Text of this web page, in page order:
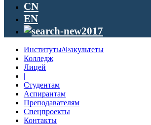
CN
EN
Институты/Факультеты
Колледж
Лицей
|
Студентам
Аспирантам
Преподавателям
Спецпроекты
Контакты